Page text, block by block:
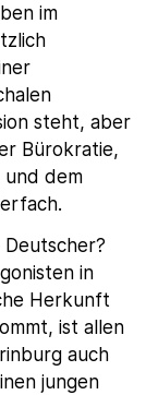
im
steht, aber
Bürokratie,
und dem
Deutscher?
in
Herkunft
ist allen
auch
jungen